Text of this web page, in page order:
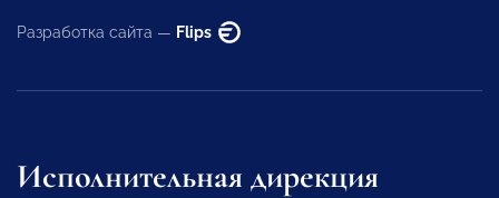
Разработка сайта — Flips
Исполнительная дирекция